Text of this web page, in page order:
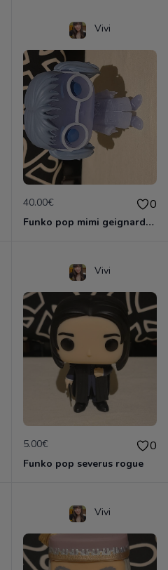
Vivi
40.00€ 0
Funko pop mimi geignarde special hot topic 2018
Vivi
5.00€ 0
Funko pop severus rogue
Vivi